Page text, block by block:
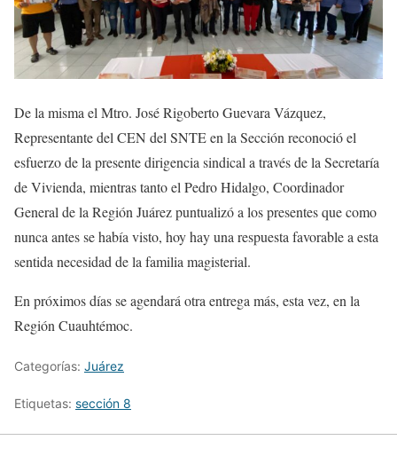
De la misma el Mtro. José Rigoberto Guevara Vázquez,
Representante del CEN del SNTE en la Sección reconoció el
esfuerzo de la presente dirigencia sindical a través de la Secretaría
de Vivienda, mientras tanto el Pedro Hidalgo, Coordinador
General de la Región Juárez puntualizó a los presentes que como
nunca antes se había visto, hoy hay una respuesta favorable a esta
sentida necesidad de la familia magisterial.
En próximos días se agendará otra entrega más, esta vez, en la
Región Cuauhtémoc.
Categorías: Juárez
Etiquetas: sección 8